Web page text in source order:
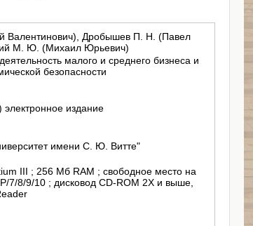
Валентинович), Дробышев П. Н. (Павел
М. Ю. (Михаил Юрьевич)
малого и среднего бизнеса и
безопасности
электронное издание
имени С. Ю. Витте"
III ; 256 Мб RAM ; свободное место на
7/8/9/10 ; дисковод CD-ROM 2X и выше,